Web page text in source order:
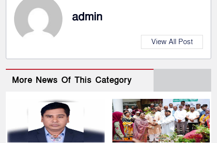
admin
View All Post
More News Of This Category